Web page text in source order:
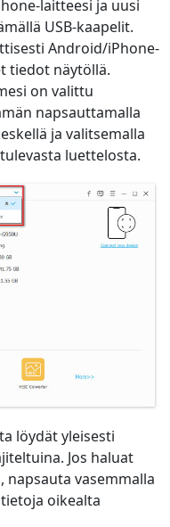
laitteesi ja uusi
USB-kaapelit.
Android/iPhone-
tiedot näytöllä.
on valittu
napsauttamalla
ja valitsemalla
luettelosta.
löydät yleisesti
Jos haluat
vasemmalla
oikealta